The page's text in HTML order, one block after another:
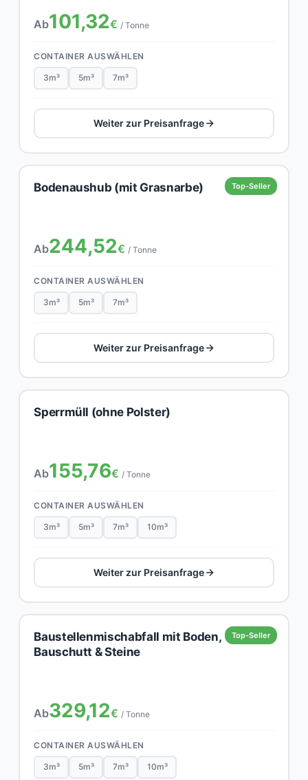
Ab101,32€ / Tonne
CONTAINER AUSWÄHLEN
3m³ 5m³ 7m³
Weiter zur Preisanfrage
Top-Seller
Bodenaushub (mit Grasnarbe)
Ab244,52€ / Tonne
CONTAINER AUSWÄHLEN
3m³ 5m³ 7m³
Weiter zur Preisanfrage
Sperrmüll (ohne Polster)
Ab155,76€ / Tonne
CONTAINER AUSWÄHLEN
3m³ 5m³ 7m³ 10m³
Weiter zur Preisanfrage
Top-Seller
Baustellenmischabfall mit Boden,
Bauschutt & Steine
Ab329,12€ / Tonne
CONTAINER AUSWÄHLEN
3m³ 5m³ 7m³ 10m³